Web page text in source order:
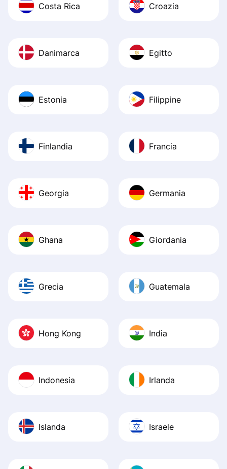
Costa Rica Croazia
Danimarca Egitto
Estonia Filippine
Finlandia Francia
Georgia Germania
Ghana Giordania
Grecia Guatemala
Hong Kong India
Indonesia Irlanda
Islanda Israele